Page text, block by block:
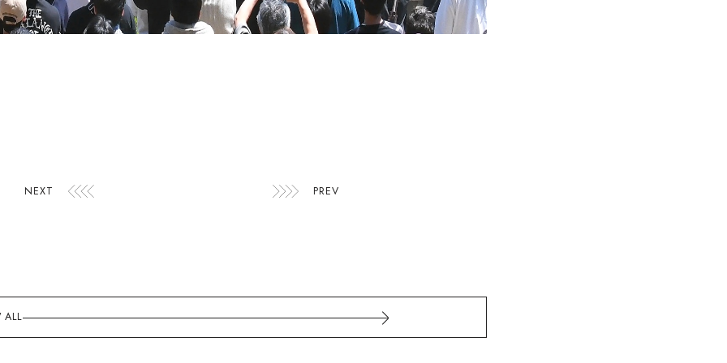
NEXT PREV
ALL